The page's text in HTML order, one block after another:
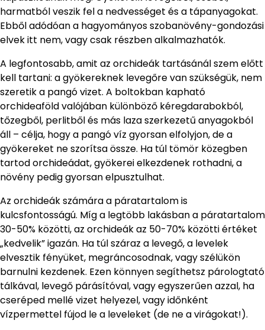
harmatból veszik fel a nedvességet és a tápanyagokat.
Ebből adódóan a hagyományos szobanövény-gondozási
elvek itt nem, vagy csak részben alkalmazhatók.
A legfontosabb, amit az orchideák tartásánál szem előtt
kell tartani: a gyökereknek levegőre van szükségük, nem
szeretik a pangó vizet. A boltokban kapható
orchideaföld valójában különböző kéregdarabokból,
tőzegből, perlitből és más laza szerkezetű anyagokból
áll – célja, hogy a pangó víz gyorsan elfolyjon, de a
gyökereket ne szorítsa össze. Ha túl tömör közegben
tartod orchideádat, gyökerei elkezdenek rothadni, a
növény pedig gyorsan elpusztulhat.
Az orchideák számára a páratartalom is
kulcsfontosságú. Míg a legtöbb lakásban a páratartalom
30-50% közötti, az orchideák az 50-70% közötti értéket
„kedvelik” igazán. Ha túl száraz a levegő, a levelek
elvesztik fényüket, megráncosodnak, vagy szélükön
barnulni kezdenek. Ezen könnyen segíthetsz párologtató
tálkával, levegő párásítóval, vagy egyszerűen azzal, ha
cseréped mellé vizet helyezel, vagy időnként
vízpermettel fújod le a leveleket (de ne a virágokat!).